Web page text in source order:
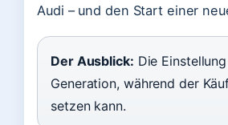
Audi – und den Start einer
Der Ausblick: Die
Generation, während der
setzen kann.